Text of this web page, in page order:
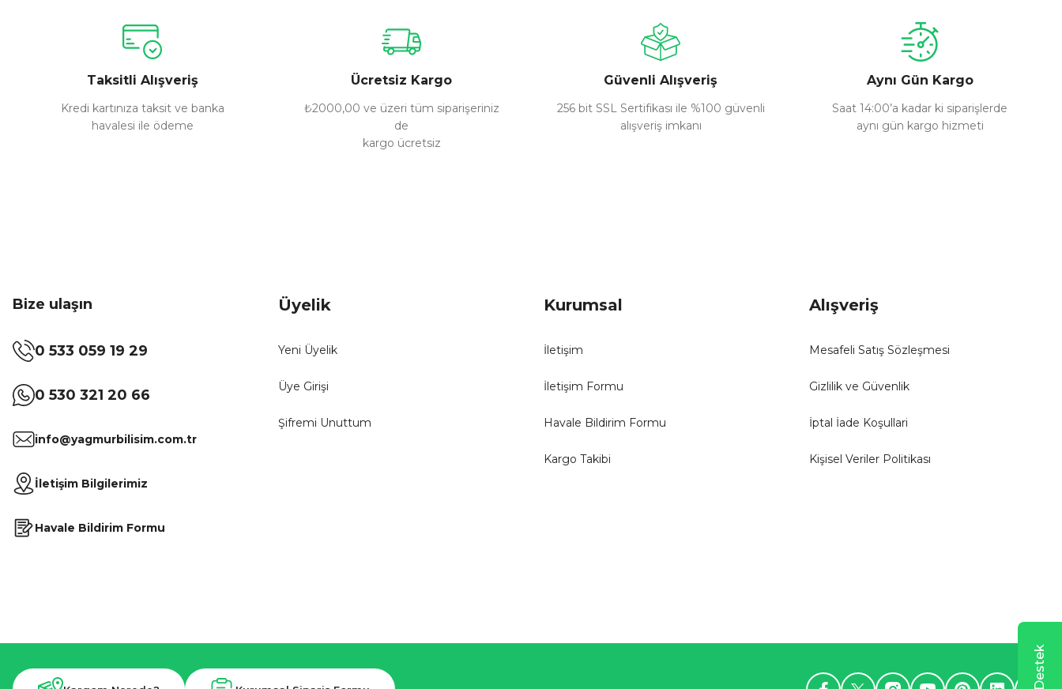
Ürün açıklamasında eksik bilgiler bulunuyor.
Ürün bilgilerinde hatalar bulunuyor.
Ürün fiyatı diğer sitelerden daha pahalı.
Bu ürüne benzer farklı alternatifler olmalı.
Taksitli Alışveriş
Kredi kartınıza taksit ve banka
havalesi ile ödeme
Ücretsiz Kargo
₺2000,00 ve üzeri tüm siparişeriniz
de
kargo ücretsiz
Güvenli Alışveriş
256 bit SSL Sertifikası ile %100 güvenli
alışveriş imkanı
Aynı Gün Kargo
Saat 14:00’a kadar ki siparişlerde
aynı gün kargo hizmeti
Bize ulaşın
0 533 059 19 29
0 530 321 20 66
info@yagmurbilisim.com.tr
İletişim Bilgilerimiz
Havale Bildirim Formu
Üyelik
Yeni Üyelik
Üye Girişi
Şifremi Unuttum
Kurumsal
İletişim
İletişim Formu
Havale Bildirim Formu
Kargo Takibi
Alışveriş
Mesafeli Satış Sözleşmesi
Gizlilik ve Güvenlik
İptal İade Koşullari
Kişisel Veriler Politikası